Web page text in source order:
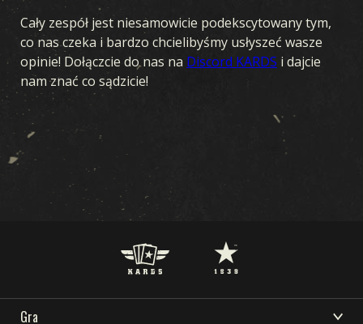
Cały zespół jest niesamowicie podekscytowany tym,
co nas czeka i bardzo chcielibyśmy usłyszeć wasze
opinie! Dołączcie do nas na Discord KARDS i dajcie
nam znać co sądzicie!
Gra